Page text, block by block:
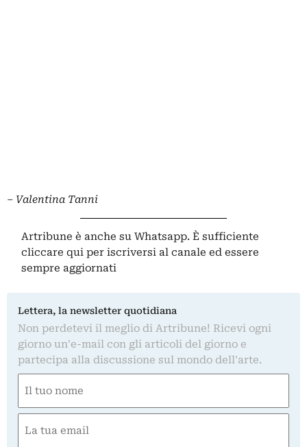
– Valentina Tanni
Artribune è anche su Whatsapp. È sufficiente
cliccare qui per iscriversi al canale ed essere
sempre aggiornati
Lettera, la newsletter quotidiana
Non perdetevi il meglio di Artribune! Ricevi ogni
giorno un'e-mail con gli articoli del giorno e
partecipa alla discussione sul mondo dell'arte.
(Required)
First
(Required)